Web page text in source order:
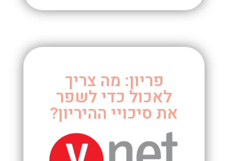
פריון: מה צריך
לאכול כדי לשפר
את סיכויי ההיריון?